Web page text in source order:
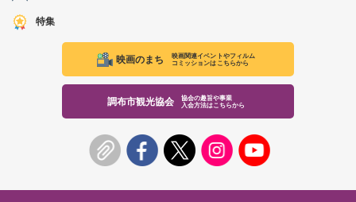
特集
映画のまち
映画関連イベントやフィルム
コミッションはこちらから
調布市観光協会
協会の趣旨や事業
入会方法はこちらから